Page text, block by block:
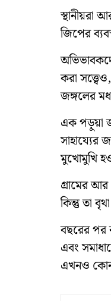
স্থানীয়রা
জিপের
করা
জঙ্গলের
এক পড়ুয়া
সাহায্যের
মুখোমুখি
গ্রামের
কিন্তু তা
বছরের পর
এবং
এখনও